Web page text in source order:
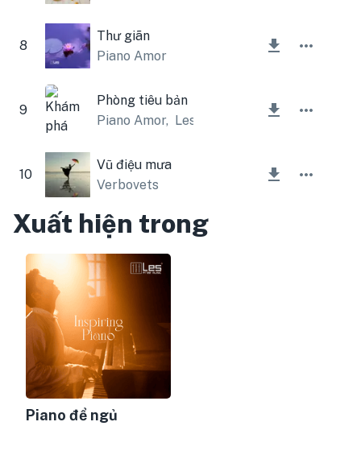
8
Thư giãn
Piano Amor
9
Phòng tiêu bản
Piano Amor, Lesfm
10
Vũ điệu mưa
Verbovets
Xuất hiện trong
Piano để ngủ